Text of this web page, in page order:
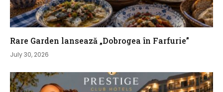
Rare Garden lansează „Dobrogea în Farfurie”
July 30, 2026